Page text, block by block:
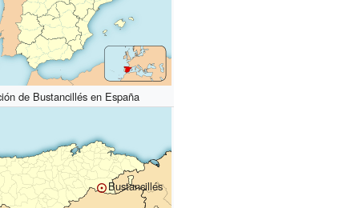
de Bustancillés en España
Bustancillés